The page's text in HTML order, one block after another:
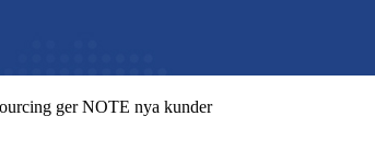
ger NOTE nya kunder